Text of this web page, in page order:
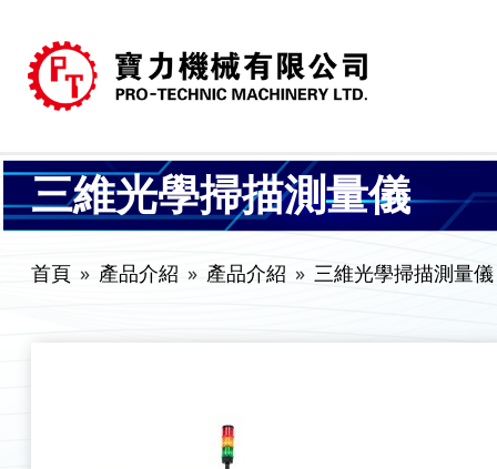
三維光學掃描測量儀
首頁 產品介紹 產品介紹 三維光學掃描測量儀